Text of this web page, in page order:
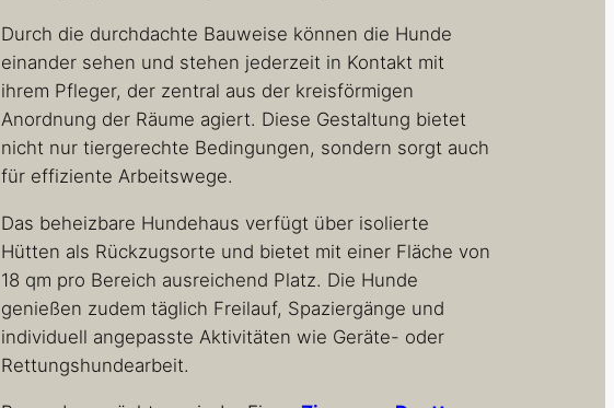
Durch die durchdachte Bauweise können die Hunde
einander sehen und stehen jederzeit in Kontakt mit
ihrem Pfleger, der zentral aus der kreisförmigen
Anordnung der Räume agiert. Diese Gestaltung bietet
nicht nur tiergerechte Bedingungen, sondern sorgt auch
für effiziente Arbeitswege.
Das beheizbare Hundehaus verfügt über isolierte
Hütten als Rückzugsorte und bietet mit einer Fläche von
18 qm pro Bereich ausreichend Platz. Die Hunde
genießen zudem täglich Freilauf, Spaziergänge und
individuell angepasste Aktivitäten wie Geräte- oder
Rettungshundearbeit.